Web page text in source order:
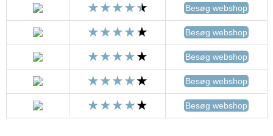
Besøg webshop
Besøg webshop
Besøg webshop
Besøg webshop
Besøg webshop